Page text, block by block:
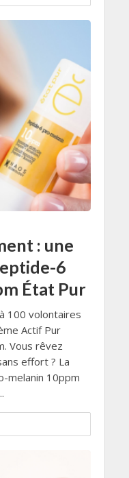
: une
6
État Pur
100 volontaires
Actif Pur
Vous rêvez
effort ? La
melanin 10ppm